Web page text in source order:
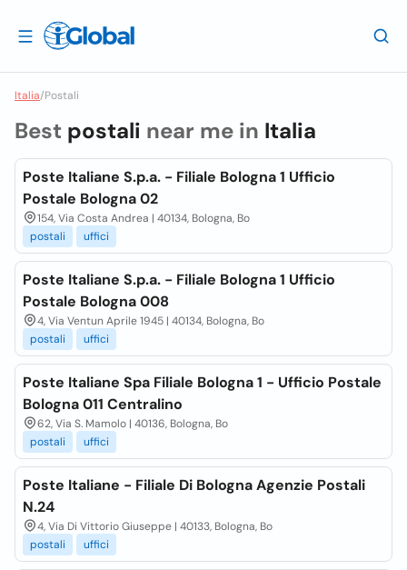
Italia/Postali
Best postali near me in Italia
Poste Italiane S.p.a. - Filiale Bologna 1 Ufficio
Postale Bologna 02
154, Via Costa Andrea | 40134, Bologna, Bo
postali
uffici
Poste Italiane S.p.a. - Filiale Bologna 1 Ufficio
Postale Bologna 008
4, Via Ventun Aprile 1945 | 40134, Bologna, Bo
postali
uffici
Poste Italiane Spa Filiale Bologna 1 - Ufficio Postale
Bologna 011 Centralino
62, Via S. Mamolo | 40136, Bologna, Bo
postali
uffici
Poste Italiane - Filiale Di Bologna Agenzie Postali
N.24
4, Via Di Vittorio Giuseppe | 40133, Bologna, Bo
postali
uffici